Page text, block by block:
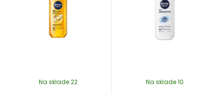
Na sklade 22 Na sklade 10